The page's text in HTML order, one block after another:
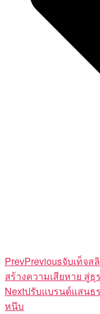
PrevPreviousจับเท็จส
สร้างความเสียหาย สู่ธุ
Nextปรับแบรนด์แสนธ
หนึบ